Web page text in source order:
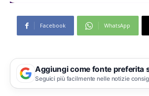
Facebook WhatsApp
Aggiungi come fonte preferita
Seguici più facilmente nelle notizie